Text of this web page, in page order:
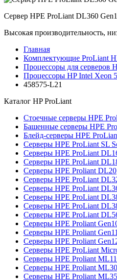
Сервер HPE ProLiant DL360
Высокая производительность,
Главная
Комплектующие ProLiant
Процессоры для серверов
Процессоры HP Intel Xeon
458575-L21
Каталог HP ProLiant
Стоечные серверы HPE
Башенные серверы HPE
Блейд-серверы HPE
Серверы HPE ProLiant SL
Серверы HPE ProLiant
Серверы HPE ProLiant
Серверы HPE Proliant DL20
Серверы HPE ProLiant
Серверы HPE ProLiant
Серверы HPE ProLiant
Серверы HPE ProLiant
Серверы HPE ProLiant
Серверы HPE Proliant
Серверы HPE Proliant Gen11
Серверы HPE Proliant
Серверы HPE ProLiant
Серверы HPE Proliant
Серверы HPE Proliant ML30
Серверы HPE Proliant